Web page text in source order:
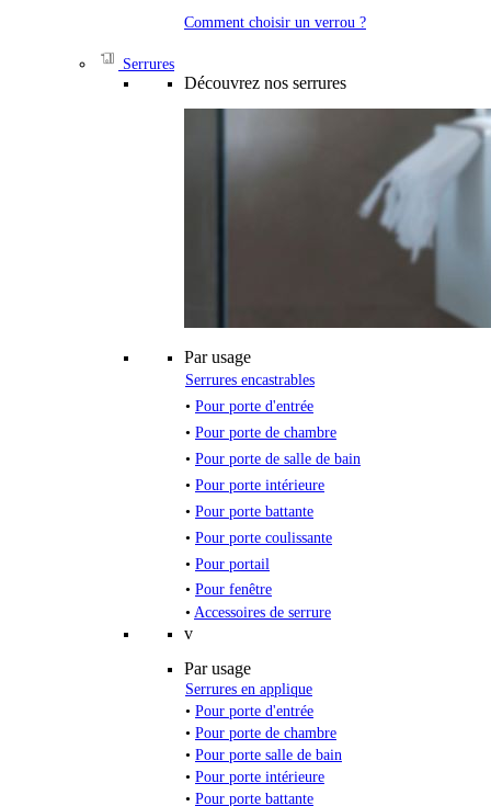
Comment choisir un verrou ?
Serrures
Découvrez nos serrures
Par usage
Serrures encastrables
• Pour porte d'entrée
• Pour porte de chambre
• Pour porte de salle de bain
• Pour porte intérieure
• Pour porte battante
• Pour porte coulissante
• Pour portail
• Pour fenêtre
• Accessoires de serrure
v
Par usage
Serrures en applique
• Pour porte d'entrée
• Pour porte de chambre
• Pour porte salle de bain
• Pour porte intérieure
• Pour porte battante